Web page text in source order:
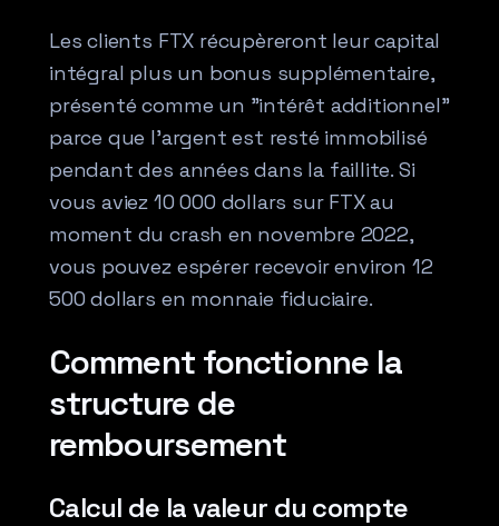
Les clients FTX récupèreront leur capital
intégral plus un bonus supplémentaire,
présenté comme un "intérêt additionnel"
parce que l’argent est resté immobilisé
pendant des années dans la faillite. Si
vous aviez 10 000 dollars sur FTX au
moment du crash en novembre 2022,
vous pouvez espérer recevoir environ 12
500 dollars en monnaie fiduciaire.
Comment fonctionne la
structure de
remboursement
Calcul de la valeur du compte